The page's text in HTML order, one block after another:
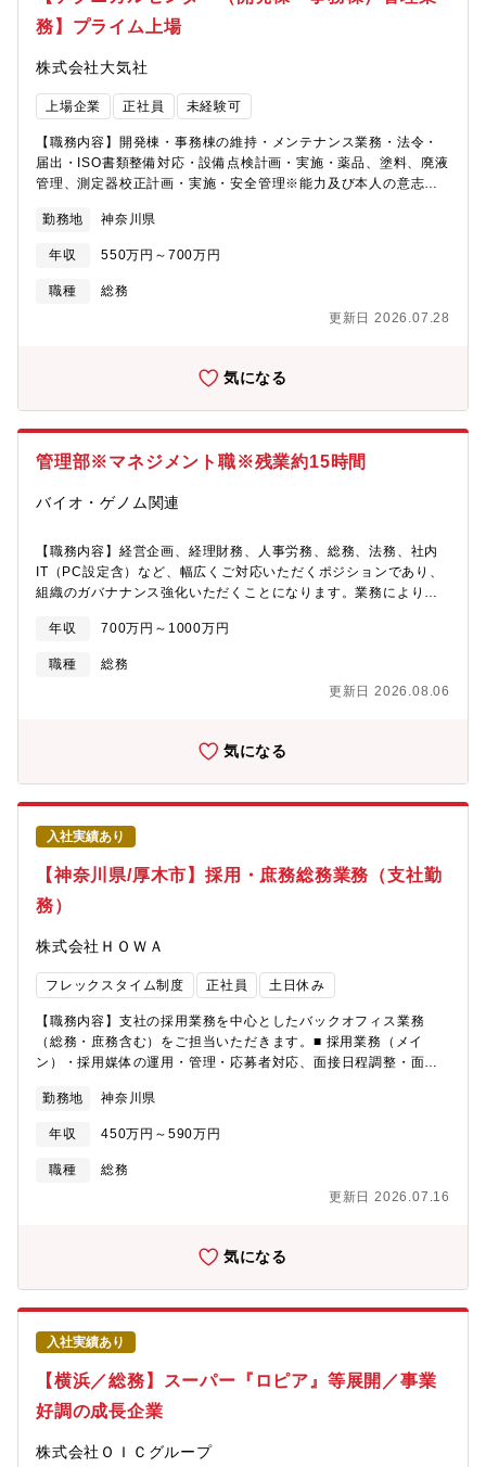
業ネットワークは、現在、FPDの主要な産地である中国内に張り
巡らされ現在の事業を支えています。◎既存の技術や製品、ビジ
1997年に検査装置メーカーとして創業していますが、2005年に
は非常に高い信頼性が求められる製造装置を新製品としてリリー
スし、新事業を立ち上げた実績があります。また、当社のカラー
材料と専用ディスペンサの内製化に成功し、各顧客向けにカスタ
マイズされた材料はお客様から高い評価を受けました。【風土】
コンパクト組織のメリットが最大限に活かされた意思決定の速さ
が特長の一つです。上下間の風通しの良さや情報伝達スピードや
易い風土があります。
務】プライム上場
株式会社大気社
上場企業 正社員 未経験可
【職務内容】開発棟・事務棟の維持・メンテナンス業務・法令・
届出・ISO書類整備対応・設備点検計画・実施・薬品、塗料、廃液
管理、測定器校正計画・実施・安全管理※能力及び本人の意志に
属先】塗装システム事業部 開発統括部 技術開発部【キャリア
パス】当面は担当者を担っていただき、能力・実績に応じて将来
的にはマネージャークラスへの登用も考えております。【本ポジ
ションの魅力】テクニカルセンター全体を管理できるため、様々
れている業務です。【働き方】社員同士の風通しが良く、頑張る
の方も少なくなく、どなたでも活躍できます。◎残業時間20~30
時間程度◎「スポーツエールカンパニー2024」◎「健康経営優良
法人2024 大規模法人部門（ホワイト500）」認定！ ※2021年
に、空調設備業界で初めて認定されて以来、4年連続【同社につい
て】『知れば知るほど、空気はおもしろい。これからの社会のた
めに、空気で貢献していく。』主に大型ビル向けの空調設備や、
生産工場などを対象とした産業空調設備などの設計・施工を行う
「環境システム事業」と、そこで培った技術を活かし、自動車塗
を展開しています。どちらにも共通するのは、空気を用いて快適
な環境をつくり出す点。社会のために空気の可能性を追求し続け
る姿勢を創業以来100年間にわたって続けています。 競合に先駆
ある国・地域は50カ国以上にのぼり、海外に28（2024年3月現
在）の連結子会社を持っています。その結果、■自動車塗装プラン
勤務地 神奈川県
年収 550万円～700万円
職種
総務
更新日 2026.07.28
気になる
管理部※マネジメント職※残業約15時間
バイオ・ゲノム関連
【職務内容】経営企画、経理財務、人事労務、総務、法務、社内
IT（PC設定含）など、幅広くご対応いただくポジションであり、
組織のガバナナンス強化いただくことになります。業務によりま
す。■主な業務・年次／月次予算の策定、予実分析の実施及び予算
の達成に向けた収益・コストの全体管理・月次・年次決算を含む
財務経理実務全般、および承認・管理業務・資金調達・採用、人
事労務、人事評価制度運用、業務フロー再構築・取締役会、株主
作成、株主対応・メンバーの教育、育成、マネジメント（直属の
認・購買管理、AMED資金管理・提出書類業務関連、その他管理
遣）が1名おります。所属は管理部ですが、業務の指示命令者は研
休み付与（7月~９月に消化）※初年度は入社月に応じて傾斜あ
り。（全日数付与は対象外）■繁忙期：1月～3月頃 ※12月決算の
魅力】■人を支えること、幅広い業務を通じて会社全体に貢献でき
発な企業。■日本触媒の子会社として健保組合に加入しているため
会社の魅力】■レナセラピューティクスは、東京医科歯科大学（現
東京科学大学）教授であった横田隆徳氏らが発明したヘテロ核酸
をコア技術として、核酸医薬品開発における基盤技術を提供する
ームとしてソリューションやサービスを提供し、対価を受領する
事をビジネスモデルとしています。■核酸医薬品は、これまで有効
が、疾患部へのデリバリーの困難性、副作用、投与後の血中安定
性等の課題が認識されております。当社の『ヘテロ核酸技術』は
企業として注目を集めています。■既に武田薬品工業株式会社など
研究開発機構（AMED）の令和7年度「次世代治療・診断実現のた
めの創薬基盤技術開発事業」に採択され、東京科学大学、東京大
学大学院、神戸大学大学院と共同で研究開発に取り組んでいま
す。当社は本技術の鍵となるアクティブターゲッティング用リガ
ンドの提供から、GLP試験用原薬の製造および供給体制の構築ま
す。■東京本社は、大手町にあるベンチャーインキュベーションに
社は2019年11月に株式会社日本触媒の子会社となり、一層、基盤
年収 700万円～1000万円
職種
総務
更新日 2026.08.06
気になる
入社実績あり
【神奈川県/厚木市】採用・庶務総務業務（支社勤
務）
株式会社ＨＯＷＡ
フレックスタイム制度 正社員 土日休み
【職務内容】支社の採用業務を中心としたバックオフィス業務
（総務・庶務含む）をご担当いただきます。■ 採用業務（メイ
ン）・採用媒体の運用・管理・応募者対応、面接日程調整・面接
務・庶務業務全般＜変更の範囲：全ての業務への配置転換の可能
性あり＞【配属先情報】東京支社?管理統括グループ【募集背景】
支社の採用機能強化および後任育成のため
勤務地 神奈川県
年収 450万円～590万円
職種
総務
更新日 2026.07.16
気になる
入社実績あり
【横浜／総務】スーパー『ロピア』等展開／事業
好調の成長企業
株式会社ＯＩＣグループ